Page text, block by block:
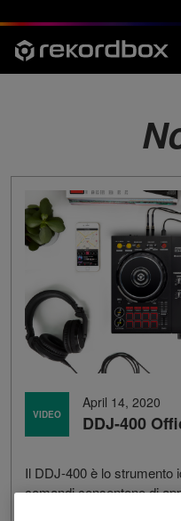
VIDEO
April 14, 2020
DDJ-400
Il DDJ-400 è lo strumento
comandi consentono di